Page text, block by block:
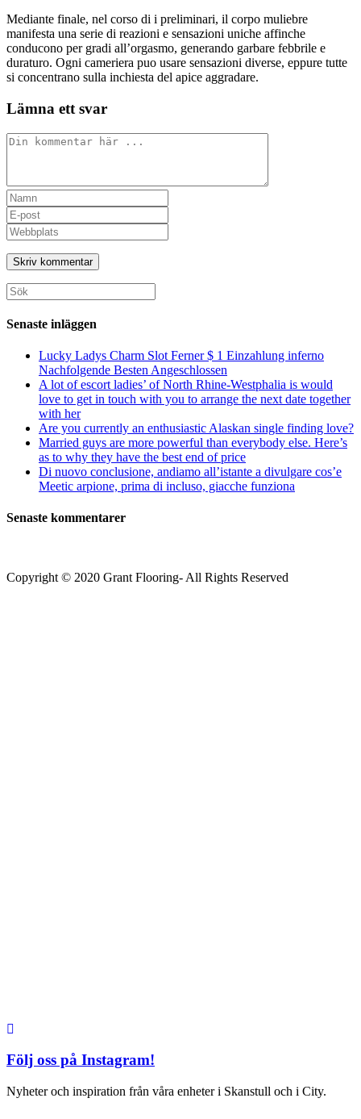
Mediante finale, nel corso di i preliminari, il corpo muliebre
manifesta una serie di reazioni e sensazioni uniche affinche
conducono per gradi all’orgasmo, generando garbare febbrile e
duraturo. Ogni cameriera puo usare sensazioni diverse, eppure tutte
si concentrano sulla inchiesta del apice aggradare.
Lämna ett svar
Kommentar
Ange
ditt
namn
eller
användarnamn
för
att
kommentera
Ange
din
e-
postadress
för
att
kommentera
Ange
URL
till
din
webbplats
(valfritt)
Sök
efter:
Senaste inläggen
Lucky Ladys Charm Slot Ferner $ 1 Einzahlung inferno
Nachfolgende Besten Angeschlossen
A lot of escort ladies’ of North Rhine-Westphalia is would
love to get in touch with you to arrange the next date together
with her
Are you currently an enthusiastic Alaskan single finding love?
Married guys are more powerful than everybody else. Here’s
as to why they have the best end of price
Di nuovo conclusione, andiamo all’istante a divulgare cos’e
Meetic arpione, prima di incluso, giacche funziona
Senaste kommentarer
Copyright © 2020 Grant Flooring- All Rights Reserved
Följ oss på Instagram!
Nyheter och inspiration från våra enheter i Skanstull och i City.